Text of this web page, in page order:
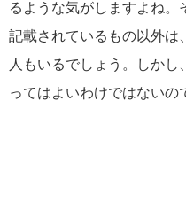
るような気がしますよね。
記載されているもの以外は
人もいるでしょう。しか
ってはよいわけではないの